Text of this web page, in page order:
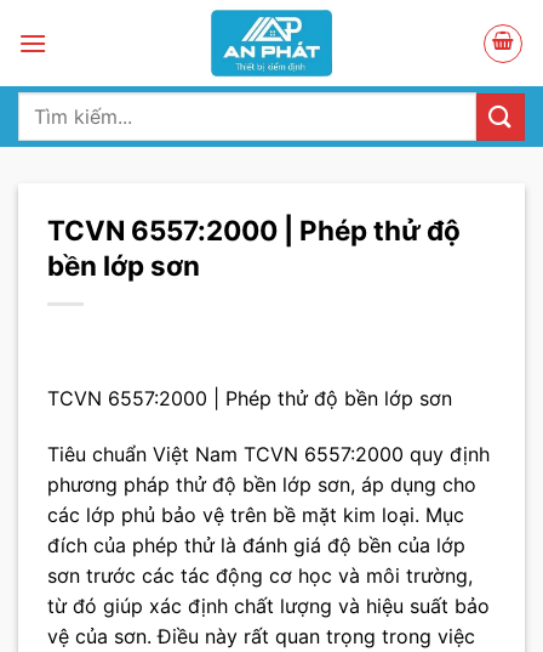
Tìm
TCVN 6557:2000 | Phép thử độ
bền lớp sơn
TCVN 6557:2000 | Phép thử độ bền lớp sơn
Tiêu chuẩn Việt Nam TCVN 6557:2000 quy định
phương pháp thử độ bền lớp sơn, áp dụng cho
các lớp phủ bảo vệ trên bề mặt kim loại. Mục
đích của phép thử là đánh giá độ bền của lớp
sơn trước các tác động cơ học và môi trường,
từ đó giúp xác định chất lượng và hiệu suất bảo
vệ của sơn. Điều này rất quan trọng trong việc